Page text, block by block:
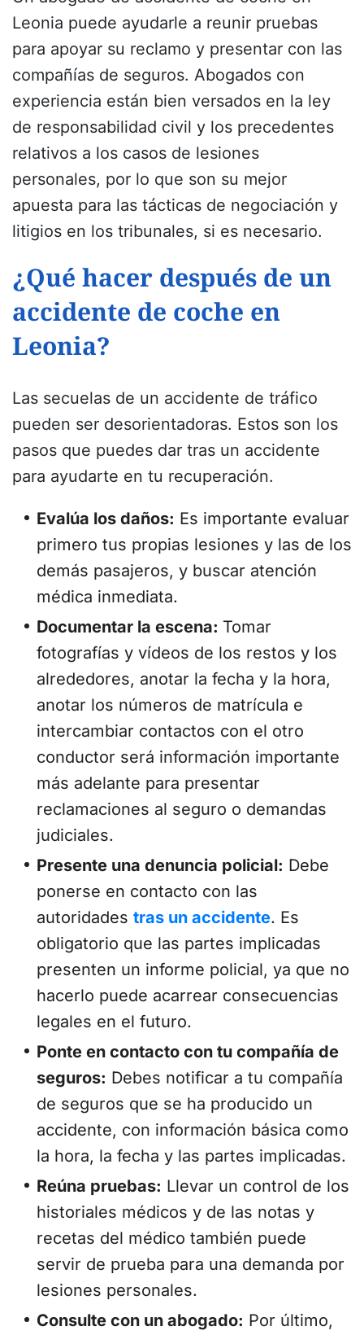
Leonia puede ayudarle a reunir pruebas
para apoyar su reclamo y presentar con las
compañías de seguros. Abogados con
experiencia están bien versados en la ley
de responsabilidad civil y los precedentes
relativos a los casos de lesiones
personales, por lo que son su mejor
apuesta para las tácticas de negociación y
litigios en los tribunales, si es necesario.
¿Qué hacer después de un
accidente de coche en
Leonia?
Las secuelas de un accidente de tráfico
pueden ser desorientadoras. Estos son los
pasos que puedes dar tras un accidente
para ayudarte en tu recuperación.
Evalúa los daños: Es importante evaluar
primero tus propias lesiones y las de los
demás pasajeros, y buscar atención
médica inmediata.
Documentar la escena: Tomar
fotografías y vídeos de los restos y los
alrededores, anotar la fecha y la hora,
anotar los números de matrícula e
intercambiar contactos con el otro
conductor será información importante
más adelante para presentar
reclamaciones al seguro o demandas
judiciales.
Presente una denuncia policial: Debe
ponerse en contacto con las
autoridades tras un accidente. Es
obligatorio que las partes implicadas
presenten un informe policial, ya que no
hacerlo puede acarrear consecuencias
legales en el futuro.
Ponte en contacto con tu compañía de
seguros: Debes notificar a tu compañía
de seguros que se ha producido un
accidente, con información básica como
la hora, la fecha y las partes implicadas.
Reúna pruebas: Llevar un control de los
historiales médicos y de las notas y
recetas del médico también puede
servir de prueba para una demanda por
lesiones personales.
Consulte con un abogado: Por último,